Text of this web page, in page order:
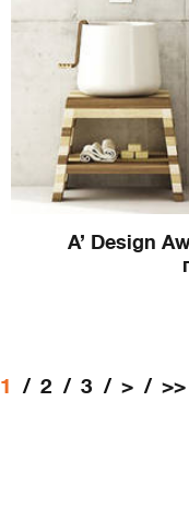
A’ Design
1 2 3 > >>